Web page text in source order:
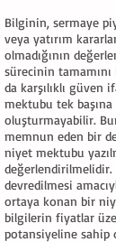
Bilginin, sermaye
veya yatırım
olmadığının
sürecinin
da karşılıklı
mektubu tek
oluşturmayabilir.
memnun eden bir
niyet mektubu
değerlendirilmelidir.
devredilmesi
ortaya konan bir
bilgilerin fiyatlar
potansiyeline sahip